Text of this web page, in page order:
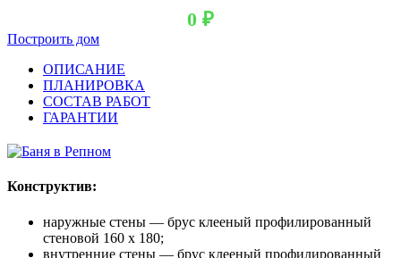
0 ₽
Построить дом
ОПИСАНИЕ
ПЛАНИРОВКА
СОСТАВ РАБОТ
ГАРАНТИИ
Конструктив:
наружные стены — брус клееный профилированный
стеновой 160 х 180;
внутренние стены — брус клееный профилированный